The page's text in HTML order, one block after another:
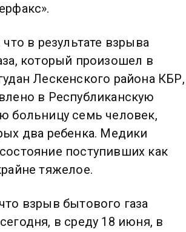
что в результате взрыва
который произошел в
Лескенского района КБР,
в Республиканскую
больницу семь человек,
два ребенка. Медики
поступивших как
тяжелое.
взрыв бытового газа
в среду 18 июня, в